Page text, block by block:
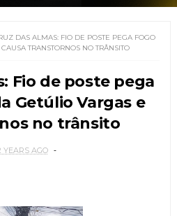
DAS ALMAS: FIO DE POSTE PEGA FOGO
TRANSTORNOS NO TRÂNSITO
Fio de poste pega
Getúlio Vargas e
no trânsito
YEARS AGO